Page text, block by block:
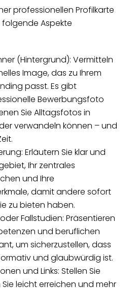
professionellen Profilkarte
Aspekte
(Hintergrund): Vermitteln
Image, das zu Ihrem
passt. Es gibt
Bewerbungsfoto
Sie Alltagsfotos in
verwandeln können – und
Erläutern Sie klar und
Ihr zentrales
und Ihre
damit andere sofort
zu bieten haben.
Fallstudien: Präsentieren
und beruflichen
um sicherzustellen, dass
und glaubwürdig ist.
und Links: Stellen Sie
leicht erreichen und mehr